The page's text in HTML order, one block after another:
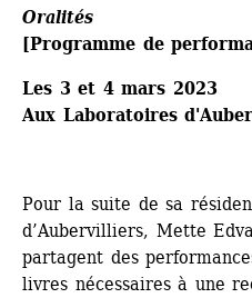
Oralités
[Programme de
Les 3 et 4 mars 2023
Aux Laboratoires
Pour la suite de sa
d’Aubervilliers, Mette
partagent des
livres nécessaires à une